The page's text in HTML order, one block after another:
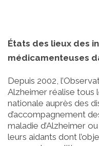
États des lieux des
médicamenteuses
Depuis 2002,
Alzheimer réalise tous
nationale auprès des
d’accompagnement
maladie d’Alzheimer
leurs aidants dont